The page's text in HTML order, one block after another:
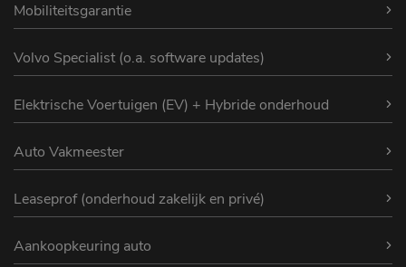
Mobiliteitsgarantie
Volvo Specialist (o.a. software updates)
Elektrische Voertuigen (EV) + Hybride onderhoud
Auto Vakmeester
Leaseprof (onderhoud zakelijk en privé)
Aankoopkeuring auto